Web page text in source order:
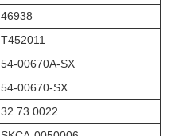
46938
T452011
54-00670A-SX
54-00670-SX
32 73 0022